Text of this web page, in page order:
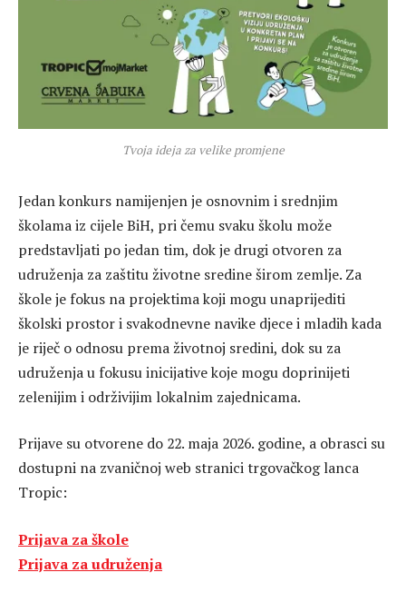
Tvoja ideja za velike promjene
Jedan konkurs namijenjen je osnovnim i srednjim
školama iz cijele BiH, pri čemu svaku školu može
predstavljati po jedan tim, dok je drugi otvoren za
udruženja za zaštitu životne sredine širom zemlje. Za
škole je fokus na projektima koji mogu unaprijediti
školski prostor i svakodnevne navike djece i mladih kada
je riječ o odnosu prema životnoj sredini, dok su za
udruženja u fokusu inicijative koje mogu doprinijeti
zelenijim i održivijim lokalnim zajednicama.
Prijave su otvorene do 22. maja 2026. godine, a obrasci su
dostupni na zvaničnoj web stranici trgovačkog lanca
Tropic:
Prijava za škole
Prijava za udruženja